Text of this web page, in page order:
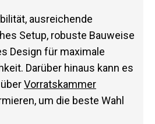
ausreichende
Setup, robuste Bauweise
Design für maximale
Darüber hinaus kann es
Vorratskammer
um die beste Wahl